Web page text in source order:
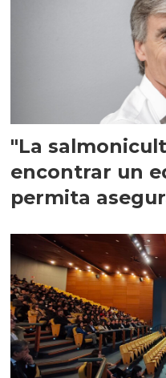
"La
encontrar un
permita